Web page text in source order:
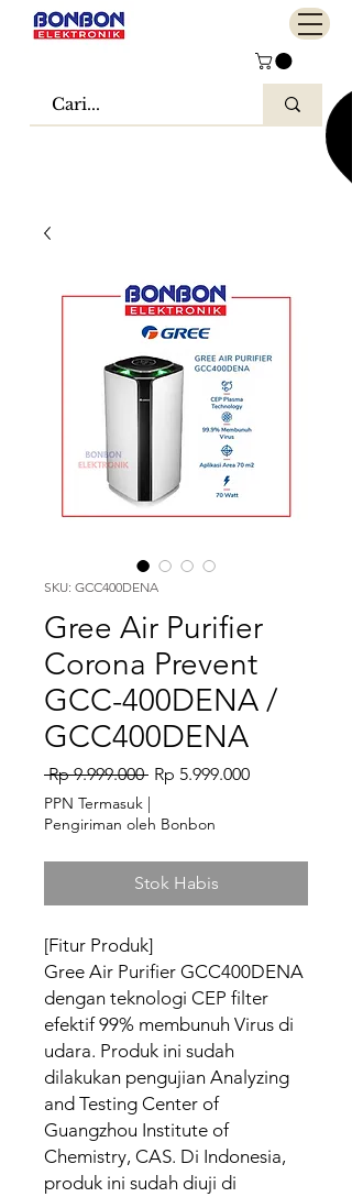
SKU: GCC400DENA
Gree Air Purifier
Corona Prevent
GCC-400DENA /
GCC400DENA
Rp 9.999.000 Harga Reguler
Rp 5.999.000Harga
PPN Termasuk |
Pengiriman oleh Bonbon
Stok Habis
[Fitur Produk]
Gree Air Purifier GCC400DENA
dengan teknologi CEP filter
efektif 99% membunuh Virus di
udara. Produk ini sudah
dilakukan pengujian Analyzing
and Testing Center of
Guangzhou Institute of
Chemistry, CAS. Di Indonesia,
produk ini sudah diuji di